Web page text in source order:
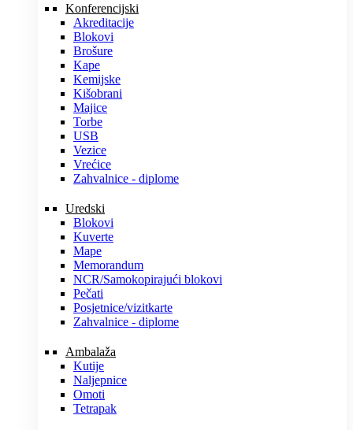
Konferencijski
Akreditacije
Blokovi
Brošure
Kape
Kemijske
Kišobrani
Majice
Torbe
USB
Vezice
Vrećice
Zahvalnice - diplome
Uredski
Blokovi
Kuverte
Mape
Memorandum
NCR/Samokopirajući blokovi
Pečati
Posjetnice/vizitkarte
Zahvalnice - diplome
Ambalaža
Kutije
Naljepnice
Omoti
Tetrapak